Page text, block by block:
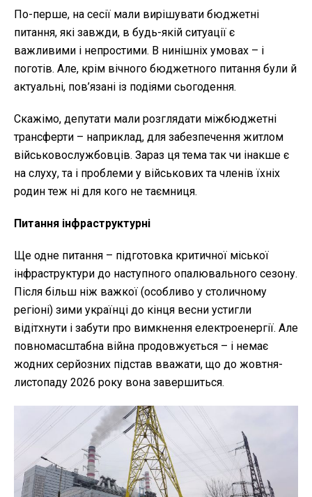
По-перше, на сесії мали вирішувати бюджетні
питання, які завжди, в будь-якій ситуації є
важливими і непростими. В нинішніх умовах – і
поготів. Але, крім вічного бюджетного питання були й
актуальні, пов’язані із подіями сьогодення.
Скажімо, депутати мали розглядати міжбюджетні
трансферти – наприклад, для забезпечення житлом
військовослужбовців. Зараз ця тема так чи інакше є
на слуху, та і проблеми у військових та членів їхніх
родин теж ні для кого не таємниця.
Питання інфраструктурні
Ще одне питання – підготовка критичної міської
інфраструктури до наступного опалювального сезону.
Після більш ніж важкої (особливо у столичному
регіоні) зими українці до кінця весни устигли
відітхнути і забути про вимкнення електроенергії. Але
повномасштабна війна продовжується – і немає
жодних серйозних підстав вважати, що до жовтня-
листопаду 2026 року вона завершиться.